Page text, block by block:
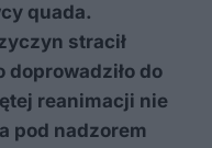
quada.
stracił
doprowadziło do
reanimacji nie
pod nadzorem